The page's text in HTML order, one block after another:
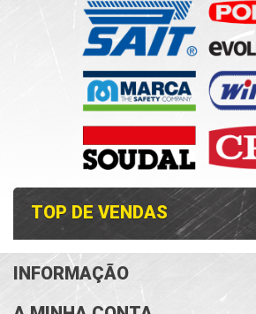
TOP DE VENDAS
INFORMAÇÃO